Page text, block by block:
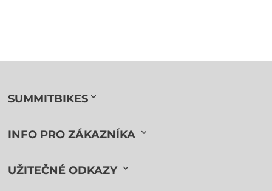
SUMMITBIKES
INFO PRO ZÁKAZNÍKA
UŽITEČNÉ ODKAZY